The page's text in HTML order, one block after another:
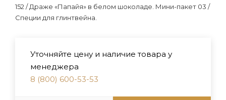
152 / Драже «Папайя» в белом шоколаде. Мини-пакет 03 /
Специи для глинтвейна.
Уточняйте цену и наличие товара у
менеджера
8 (800) 600-53-53